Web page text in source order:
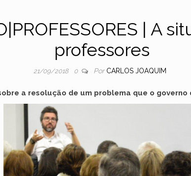
| A
professores
21/09/2018 0 Por CARLOS JOAQUIM
a resolução de um problema que o governo